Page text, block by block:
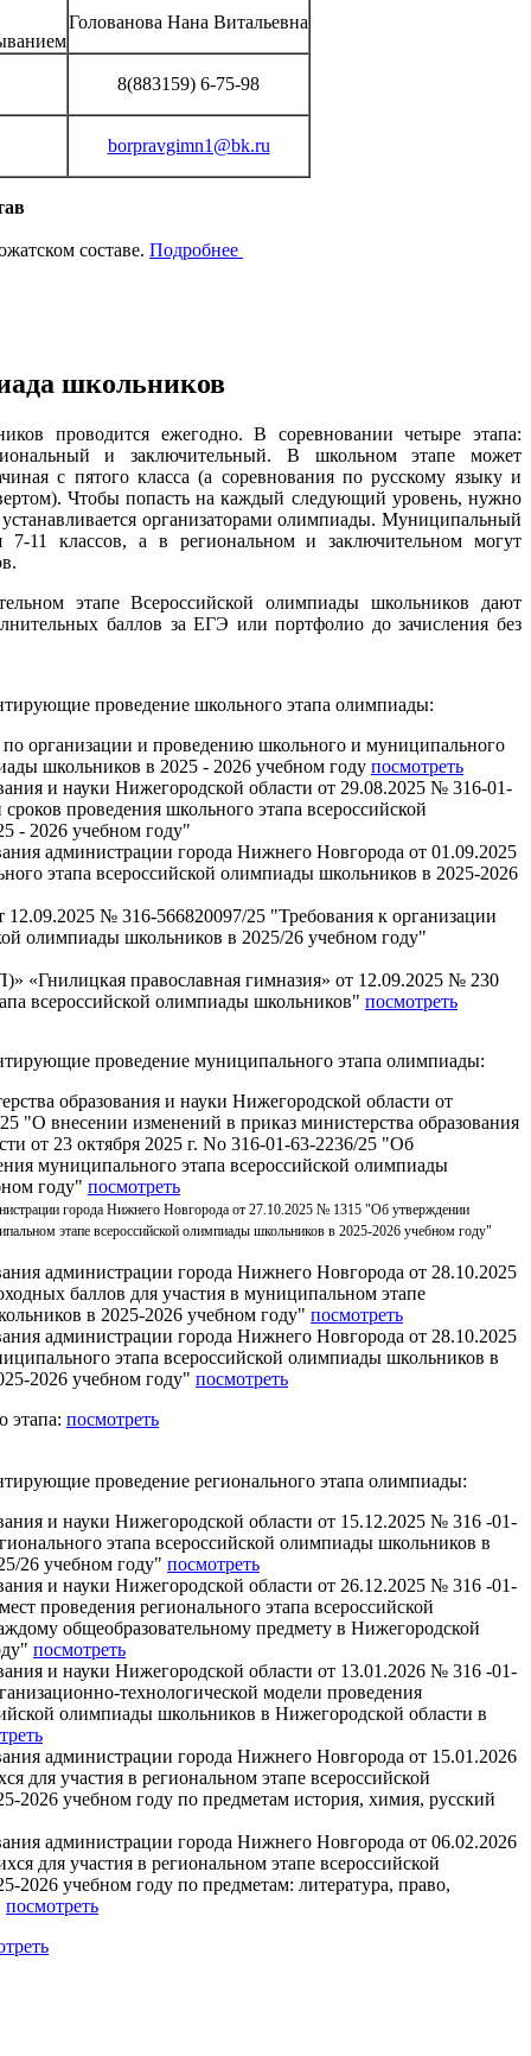
Голованова Нана Витальевна
8(883159) 6-75-98
borpravgimn1@bk.ru
составе. Подробнее
школьников
проводится ежегодно. В соревновании четыре этапа:
и заключительный. В школьном этапе может
с пятого класса (а соревнования по русскому языку и
Чтобы попасть на каждый следующий уровень, нужно
организаторами олимпиады. Муниципальный
7-11 классов, а в региональном и заключительном могут
этапе Всероссийской олимпиады школьников дают
баллов за ЕГЭ или портфолио до зачисления без
проведение школьного этапа олимпиады:
организации и проведению школьного и муниципального
школьников в 2025 - 2026 учебном году посмотреть
и науки Нижегородской области от 29.08.2025 № 316-01-
проведения школьного этапа всероссийской
- 2026 учебном году"
администрации города Нижнего Новгорода от 01.09.2025
этапа всероссийской олимпиады школьников в 2025-2026
№ 316-566820097/25 "Требования к организации
олимпиады школьников в 2025/26 учебном году"
православная гимназия» от 12.09.2025 № 230
всероссийской олимпиады школьников" посмотреть
проведение муниципального этапа олимпиады:
образования и науки Нижегородской области от
"О внесении изменений в приказ министерства образования
от 23 октября 2025 г. No 316-01-63-2236/25 "Об
муниципального этапа всероссийской олимпиады
году" посмотреть
города Нижнего Новгорода от 27.10.2025 № 1315 "Об утверждении
этапе всероссийской олимпиады школьников в 2025-2026 учебном году"
администрации города Нижнего Новгорода от 28.10.2025
баллов для участия в муниципальном этапе
в 2025-2026 учебном году" посмотреть
администрации города Нижнего Новгорода от 28.10.2025
этапа всероссийской олимпиады школьников в
2026 учебном году" посмотреть
этапа: посмотреть
проведение регионального этапа олимпиады:
и науки Нижегородской области от 15.12.2025 № 316 -01-
этапа всероссийской олимпиады школьников в
26 учебном году" посмотреть
и науки Нижегородской области от 26.12.2025 № 316 -01-
проведения регионального этапа всероссийской
общеобразовательному предмету в Нижегородской
посмотреть
и науки Нижегородской области от 13.01.2026 № 316 -01-
технологической модели проведения
олимпиады школьников в Нижегородской области в
администрации города Нижнего Новгорода от 15.01.2026
для участия в региональном этапе всероссийской
2026 учебном году по предметам история, химия, русский
администрации города Нижнего Новгорода от 06.02.2026
для участия в региональном этапе всероссийской
2026 учебном году по предметам: литература, право,
посмотреть